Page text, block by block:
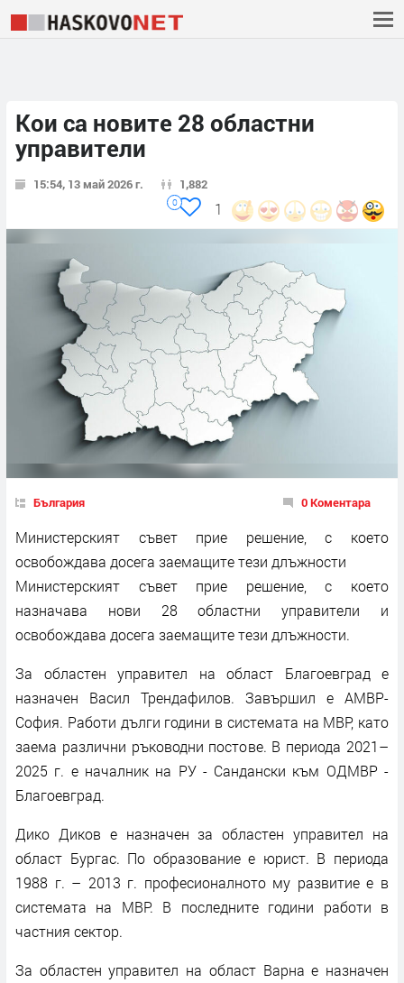
Кои са новите 28 областни
управители
15:54, 13 май 2026 г. 1,882
1
0
България 0 Коментара
Министерският съвет прие решение, с което
освобождава досега заемащите тези длъжности
Министерският съвет прие решение, с което
назначава нови 28 областни управители и
освобождава досега заемащите тези длъжности.
За областен управител на област Благоевград е
назначен Васил Трендафилов. Завършил е АМВР-
София. Работи дълги години в системата на МВР, като
заема различни ръководни постове. В периода 2021–
2025 г. е началник на РУ - Сандански към ОДМВР -
Благоевград.
Дико Диков е назначен за областен управител на
област Бургас. По образование е юрист. В периода
1988 г. – 2013 г. професионалното му развитие е в
системата на МВР. В последните години работи в
частния сектор.
За областен управител на област Варна е назначен